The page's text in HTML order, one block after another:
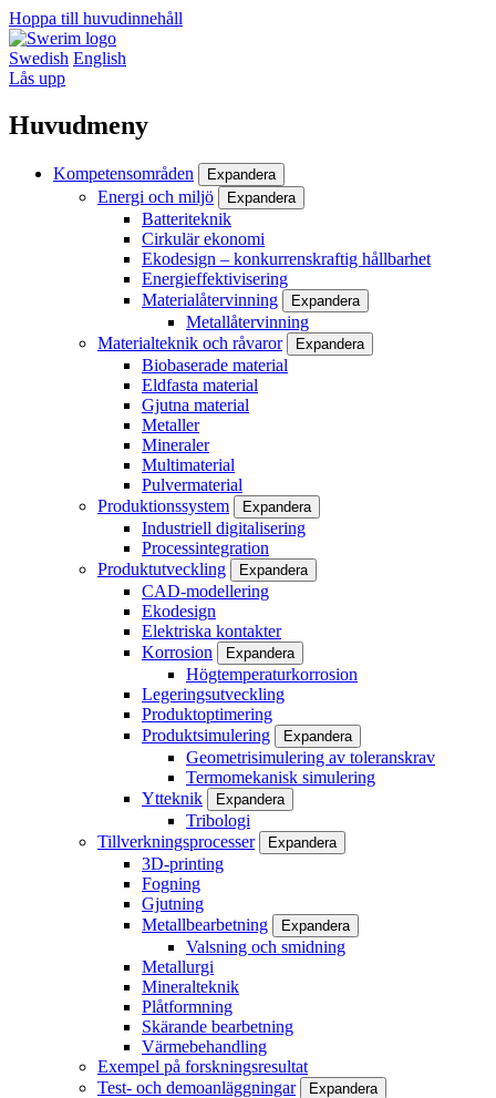
Hoppa till huvudinnehåll
Swedish English
Lås upp
Huvudmeny
Kompetensområden Expandera
Energi och miljö Expandera
Batteriteknik
Cirkulär ekonomi
Ekodesign – konkurrenskraftig hållbarhet
Energieffektivisering
Materialåtervinning
Expandera
Metallåtervinning
Materialteknik och råvaror
Expandera
Biobaserade material
Eldfasta material
Gjutna material
Metaller
Mineraler
Multimaterial
Pulvermaterial
Produktionssystem
Expandera
Industriell digitalisering
Processintegration
Produktutveckling
Expandera
CAD-modellering
Ekodesign
Elektriska kontakter
Korrosion
Expandera
Högtemperaturkorrosion
Legeringsutveckling
Produktoptimering
Produktsimulering
Expandera
Geometrisimulering av toleranskrav
Termomekanisk simulering
Ytteknik
Expandera
Tribologi
Tillverkningsprocesser
Expandera
3D-printing
Fogning
Gjutning
Metallbearbetning
Expandera
Valsning och smidning
Metallurgi
Mineralteknik
Plåtformning
Skärande bearbetning
Värmebehandling
Exempel på forskningsresultat
Test- och demoanläggningar
Expandera